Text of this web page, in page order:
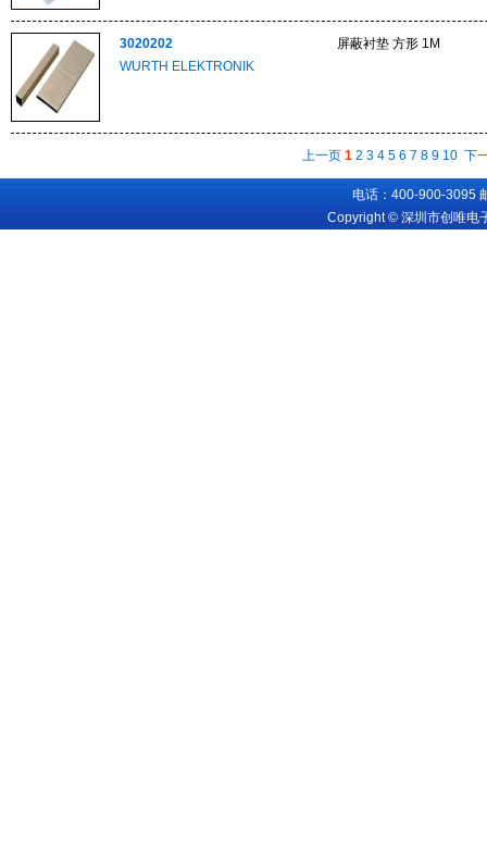
3020202
WURTH ELEKTRONIK
屏蔽衬垫 方形 1M
上一页 1 2 3 4 5 6 7 8 9 10 下
电话：400-900-3095
Copyright © 深圳市创唯电